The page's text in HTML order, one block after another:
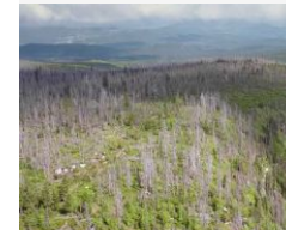
a živočichů, mění tradiční ráz
rozmanitost a přitažlivost
na Valašsko, do
tento trend o to bolestivější,
se zde v rámci Česka